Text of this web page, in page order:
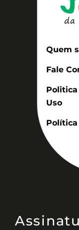
Quem
Fale
Politica
Uso
Política